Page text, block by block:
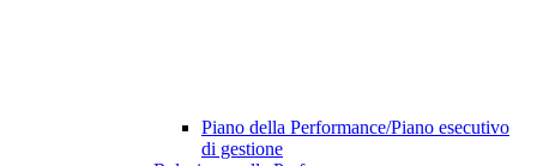
Piano della Performance/Piano esecutivo
di gestione